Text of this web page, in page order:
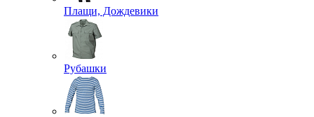
Плащи, Дождевики
Рубашки